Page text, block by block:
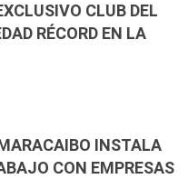
CLUB DEL
RÉCORD EN LA
INSTALA
CON EMPRESAS